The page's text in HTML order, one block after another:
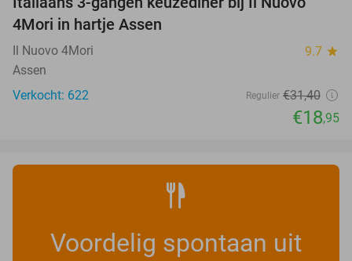
40%
4Mori in hartje Assen
Il Nuovo 4Mori 9.7 star
Assen
Verkocht: 622
Regulier €31,40
€18,95
Voordelig spontaan uit